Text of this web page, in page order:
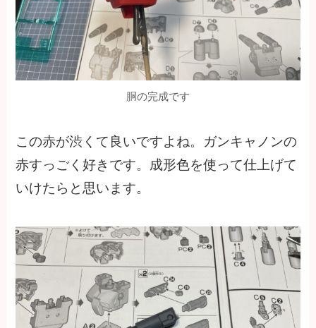
胴の完成です
この赤が渋くて良いですよね。ガンキャノンの
赤すっごく好きです。成形色を使って仕上げて
いけたらと思います。